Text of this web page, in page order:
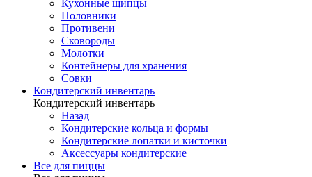
Кухонные щипцы
Половники
Противени
Сковороды
Молотки
Контейнеры для хранения
Совки
Кондитерский инвентарь
Кондитерский инвентарь
Назад
Кондитерские кольца и формы
Кондитерские лопатки и кисточки
Аксессуары кондитерские
Все для пиццы